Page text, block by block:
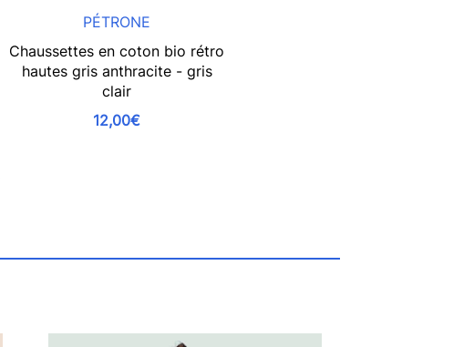
PÉTRONE
Chaussettes en coton bio rétro
hautes gris anthracite - gris
clair
12,00€